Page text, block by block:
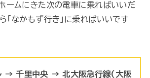
ームにきた次の電車に乗ればいいだ
「なかもず行き」に乗ればいいです
→ 千里中央 → 北大阪急行線(大阪